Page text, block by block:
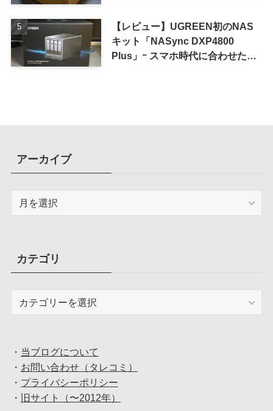
【レビュー】UGREEN初のNAS
キット「NASync DXP4800
Plus」ｰ スマホ時代に合わせた設
アーカイブ
ブカテゴリ
・ 当ブログについて
・ お問い合わせ（タレコミ）
・ プライバシーポリシー
・
旧サイト（〜2012年）